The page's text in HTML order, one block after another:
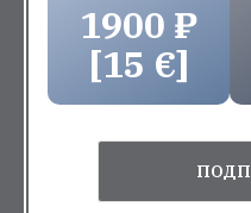
1900 ₽
[15 €]